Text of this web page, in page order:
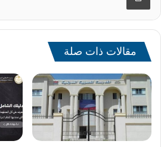
وأضافت: “نأمل أن تصدر الوزارة
المصروفات الدراسية على أقساط
أولياء الأمور، خاصةً أولئك الذين
المدرسة.”
مقالات ذات صلة